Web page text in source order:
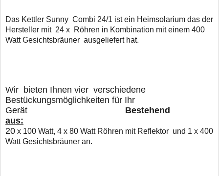
Das Kettler Sunny Combi 24/1 ist ein Heimsolarium das der
Hersteller mit 24 x Röhren in Kombination mit einem 400
Watt Gesichtsbräuner ausgeliefert hat.
Wir bieten Ihnen vier verschiedene
Bestückungsmöglichkeiten für Ihr
Gerät Bestehend
aus:
20 x 100 Watt, 4 x 80 Watt Röhren mit Reflektor und 1 x 400
Watt Gesichtsbräuner an.